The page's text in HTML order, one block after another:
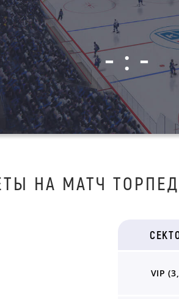
- : -
НА МАТЧ
VIP